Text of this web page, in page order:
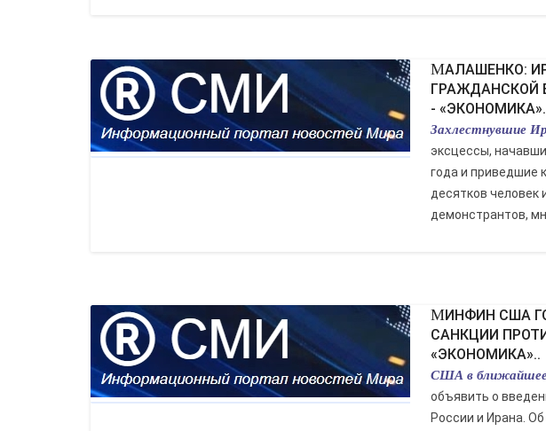
МАЛАШЕНКО: ИРАН — НЕ СИРИЯ, И
ГРАЖДАНСКОЙ
-
Захлестнувшие
эксцессы,
года и приведшие
десятков человек
демонстрантов,
МИНФИН США ГОТОВИТ НОВЫЕ
САНКЦИИ
«ЭКОНОМИКА»..
США в
объявить о
России и Ирана.